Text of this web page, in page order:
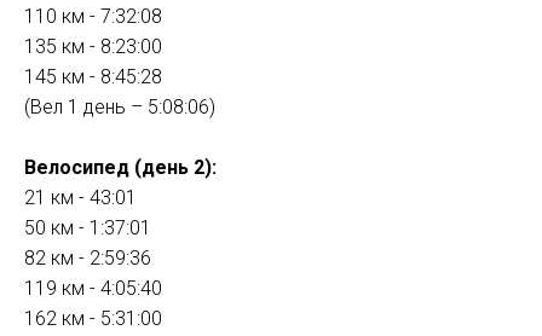
110 км - 7:32:08
135 км - 8:23:00
145 км - 8:45:28
(Вел 1 день – 5:08:06)
Велосипед (день 2):
21 км - 43:01
50 км - 1:37:01
82 км - 2:59:36
119 км - 4:05:40
162 км - 5:31:00